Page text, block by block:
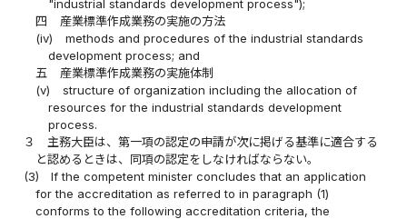
"industrial standards development process");
四
産業標準作成業務の実施の方法
(iv)
methods and procedures of the industrial standards
development process; and
五
産業標準作成業務の実施体制
(v)
structure of organization including the allocation of
resources for the industrial standards development
process.
３
主務大臣は、第一項の認定の申請が次に掲げる基準に適合する
と認めるときは、同項の認定をしなければならない。
(3)
If the competent minister concludes that an application
for the accreditation as referred to in paragraph (1)
conforms to the following accreditation criteria, the